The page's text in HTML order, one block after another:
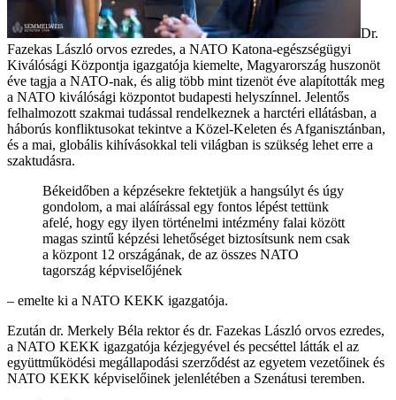
Dr.
Fazekas László orvos ezredes, a NATO Katona-egészségügyi
Kiválósági Központja igazgatója kiemelte, Magyarország huszonöt
éve tagja a NATO-nak, és alig több mint tizenöt éve alapították meg
a NATO kiválósági központot budapesti helyszínnel. Jelentős
felhalmozott szakmai tudással rendelkeznek a harctéri ellátásban, a
háborús konfliktusokat tekintve a Közel-Keleten és Afganisztánban,
és a mai, globális kihívásokkal teli világban is szükség lehet erre a
szaktudásra.
Békeidőben a képzésekre fektetjük a hangsúlyt és úgy
gondolom, a mai aláírással egy fontos lépést tettünk
afelé, hogy egy ilyen történelmi intézmény falai között
magas szintű képzési lehetőséget biztosítsunk nem csak
a központ 12 országának, de az összes NATO
tagország képviselőjének
– emelte ki a NATO KEKK igazgatója.
Ezután dr. Merkely Béla rektor és dr. Fazekas László orvos ezredes,
a NATO KEKK igazgatója kézjegyével és pecséttel látták el az
együttműködési megállapodási szerződést az egyetem vezetőinek és
NATO KEKK képviselőinek jelenlétében a Szenátusi teremben.